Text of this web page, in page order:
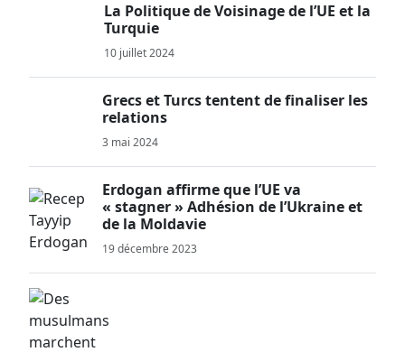
La Politique de Voisinage de l’UE et la
Turquie
10 juillet 2024
Grecs et Turcs tentent de finaliser les
relations
3 mai 2024
Erdogan affirme que l’UE va
« stagner » Adhésion de l’Ukraine et
de la Moldavie
19 décembre 2023